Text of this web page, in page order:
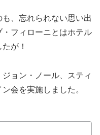
、忘れられない思い出
フィローニとはホテル
が！
ョン・ノール、スティ
会を実施しました。